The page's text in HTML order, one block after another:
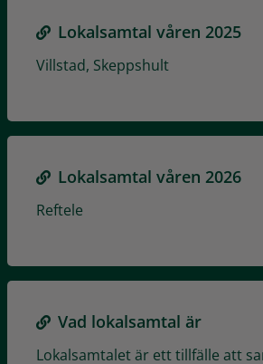
Lokalsamtal våren 2025
Villstad, Skeppshult
Lokalsamtal våren 2026
Reftele
Vad lokalsamtal är
Lokalsamtalet är ett tillfälle att